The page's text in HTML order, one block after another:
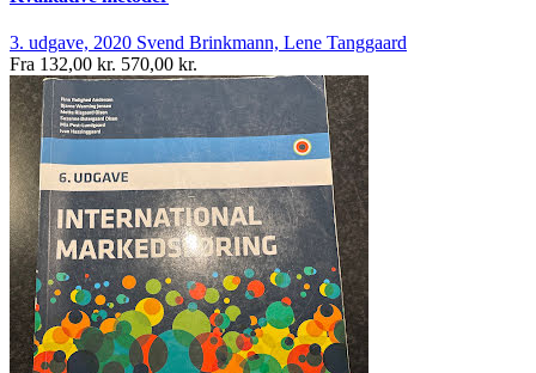
3. udgave, 2020 Svend Brinkmann, Lene Tanggaard
Fra 132,00 kr. 570,00 kr.